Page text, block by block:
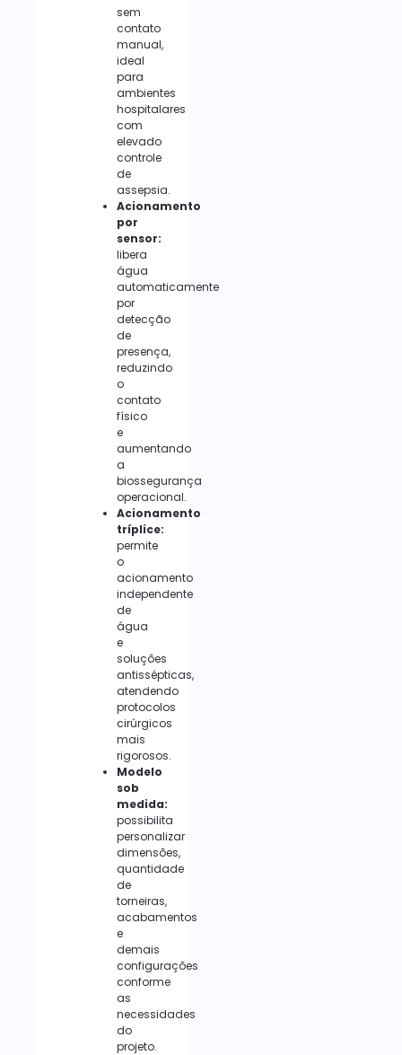
sem
contato
manual,
ideal
para
ambientes
hospitalares
com
elevado
controle
de
assepsia.
Acionamento
por
sensor:
libera
água
automaticamente
por
detecção
de
presença,
reduzindo
o
contato
físico
e
aumentando
a
biossegurança
operacional.
Acionamento
tríplice:
permite
o
acionamento
independente
de
água
e
soluções
antissépticas,
atendendo
protocolos
cirúrgicos
mais
rigorosos.
Modelo
sob
medida:
possibilita
personalizar
dimensões,
quantidade
de
torneiras,
acabamentos
e
demais
configurações
conforme
as
necessidades
do
projeto.